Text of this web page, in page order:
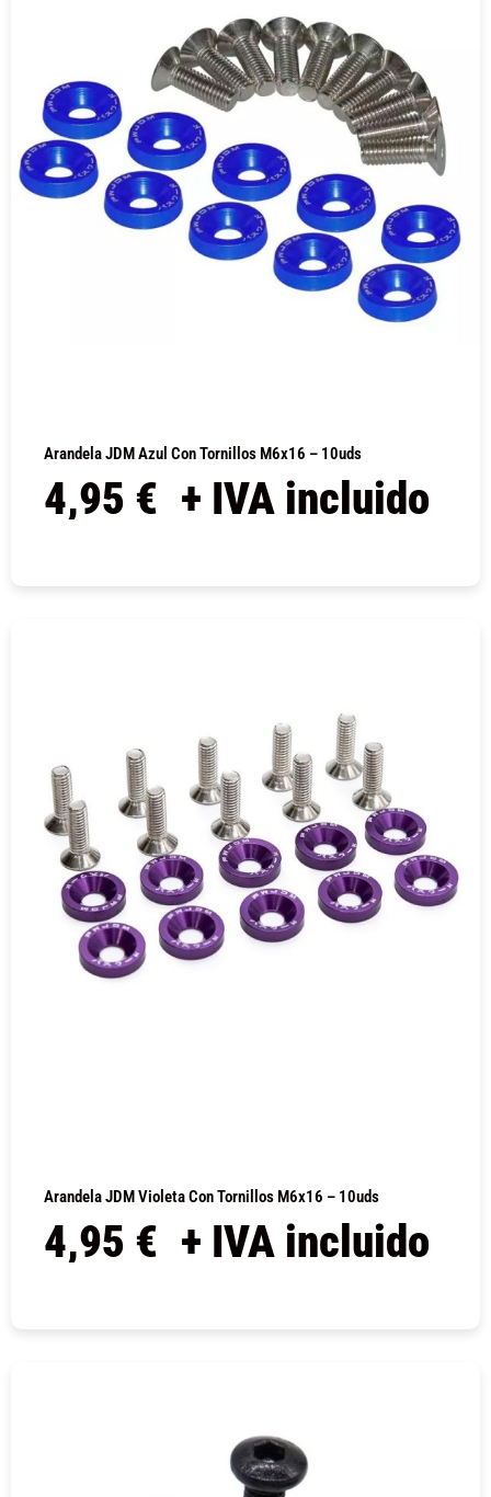
Arandela JDM Azul Con Tornillos M6x16 – 10uds
4,95 € + IVA incluido
Arandela JDM Violeta Con Tornillos M6x16 – 10uds
4,95 € + IVA incluido